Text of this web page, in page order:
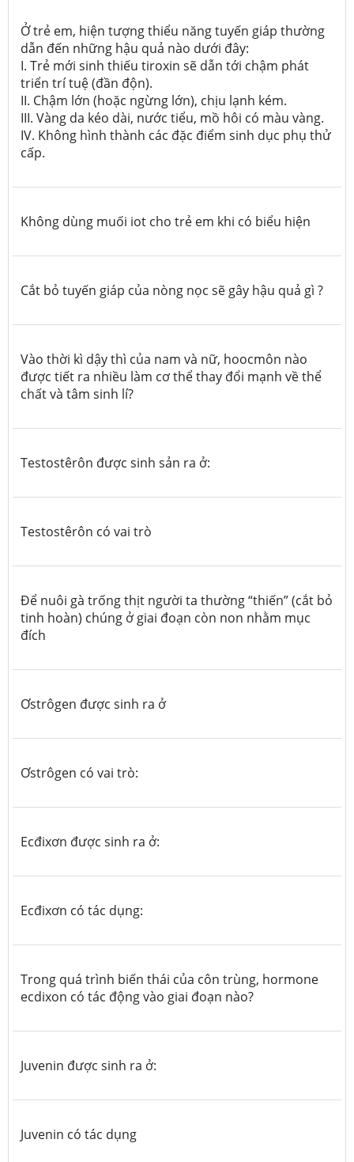
Ở trẻ em, hiện tượng thiểu năng tuyến giáp thường
dẫn đến những hậu quả nào dưới đây:
I. Trẻ mới sinh thiếu tiroxin sẽ dẫn tới chậm phát
triển trí tuệ (đần độn).
II. Chậm lớn (hoặc ngừng lớn), chịu lạnh kém.
III. Vàng da kéo dài, nước tiểu, mồ hôi có màu vàng.
IV. Không hình thành các đặc điểm sinh dục phụ thử
cấp.
Không dùng muối iot cho trẻ em khi có biểu hiện
Cắt bỏ tuyến giáp của nòng nọc sẽ gây hậu quả gì ?
Vào thời kì dậy thì của nam và nữ, hoocmôn nào
được tiết ra nhiều làm cơ thể thay đổi mạnh về thể
chất và tâm sinh lí?
Testostêrôn được sinh sản ra ở:
Testostêrôn có vai trò
Để nuôi gà trống thịt người ta thường “thiến” (cắt bỏ
tinh hoàn) chúng ở giai đoạn còn non nhằm mục
đích
Ơstrôgen được sinh ra ở
Ơstrôgen có vai trò:
Ecđixơn được sinh ra ở:
Ecđixơn có tác dụng:
Trong quá trình biến thái của côn trùng, hormone
ecdixon có tác động vào giai đoạn nào?
Juvenin được sinh ra ở:
Juvenin có tác dụng